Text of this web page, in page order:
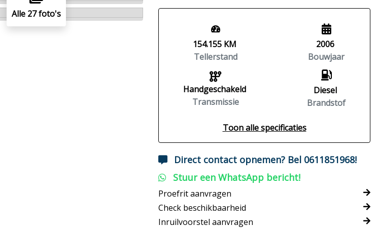
Alle 27 foto's
154.155 KM
Tellerstand
Handgeschakeld
Transmissie
2006
Bouwjaar
Diesel
Brandstof
Toon alle specificaties
Direct contact opnemen? Bel 0611851968!
Stuur een WhatsApp bericht!
Proefrit aanvragen
Check beschikbaarheid
Inruilvoorstel aanvragen